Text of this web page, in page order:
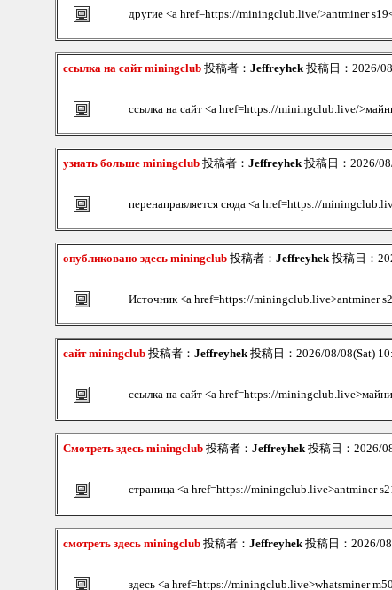
другие <a href=https://miningclub.live/>antminer
ссылка на сайт miningclub投稿者： Jeffreyhek投稿日：2026/
ссылка на сайт <a href=https://miningclub.live/
узнать больше miningclub投稿者： Jeffreyhek投稿日：2026/
перенаправляется сюда <a href=https://
опубликовано здесь miningclub投稿者： Jeffreyhek投稿日：
Источник <a href=https://miningclub.live>antminer
сайт miningclub投稿者： Jeffreyhek投稿日：2026/08/08(Sat)
ссылка на сайт <a href=https://
Смотреть здесь miningclub投稿者： Jeffreyhek投稿日：2026/
страница <a href=https://miningclub.live>antminer
смотреть здесь miningclub投稿者： Jeffreyhek投稿日：2026/
здесь <a href=https://miningclub.live>whatsminer